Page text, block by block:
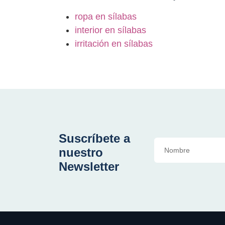
ropa en sílabas
interior en sílabas
irritación en sílabas
Suscríbete a
nuestro
Newsletter